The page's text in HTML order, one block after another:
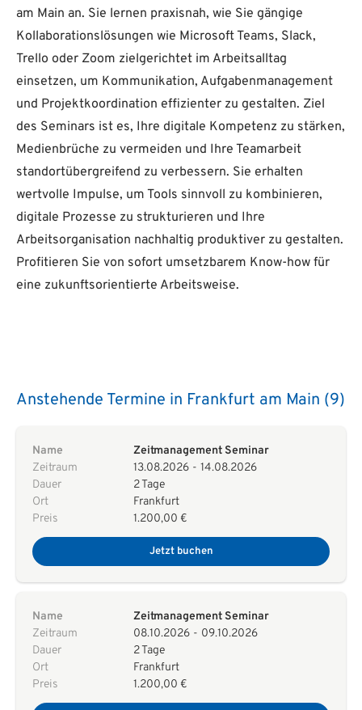
am Main an. Sie lernen praxisnah, wie Sie gängige
Kollaborationslösungen wie Microsoft Teams, Slack,
Trello oder Zoom zielgerichtet im Arbeitsalltag
einsetzen, um Kommunikation, Aufgabenmanagement
und Projektkoordination effizienter zu gestalten. Ziel
des Seminars ist es, Ihre digitale Kompetenz zu stärken,
Medienbrüche zu vermeiden und Ihre Teamarbeit
standortübergreifend zu verbessern. Sie erhalten
wertvolle Impulse, um Tools sinnvoll zu kombinieren,
digitale Prozesse zu strukturieren und Ihre
Arbeitsorganisation nachhaltig produktiver zu gestalten.
Profitieren Sie von sofort umsetzbarem Know-how für
eine zukunftsorientierte Arbeitsweise.
Anstehende Termine in Frankfurt am Main (9)
Name
Zeitmanagement Seminar
Zeitraum
13.08.2026 - 14.08.2026
Dauer
2 Tage
Ort
Frankfurt
Preis
1.200,00 €
Jetzt buchen
Name
Zeitmanagement Seminar
Zeitraum
08.10.2026 - 09.10.2026
Dauer
2 Tage
Ort
Frankfurt
Preis
1.200,00 €